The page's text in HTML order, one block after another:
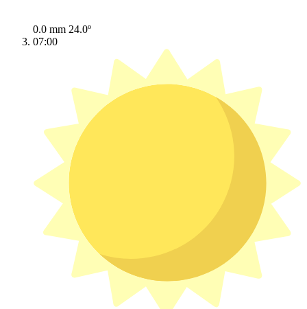
0.0 mm 24.0º
07:00